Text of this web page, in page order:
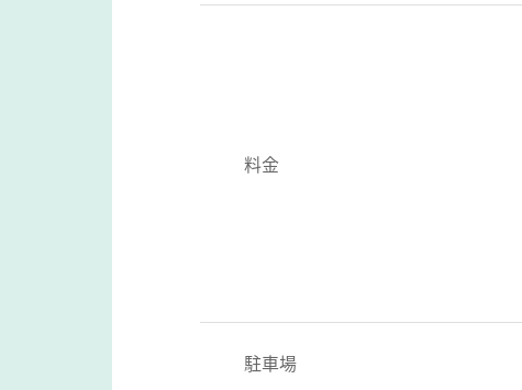
料金
駐車場